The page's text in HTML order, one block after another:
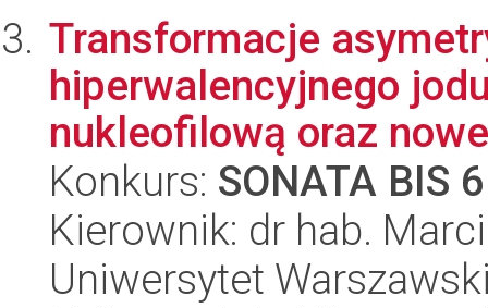
Transformacje
hiperwalencyjnego
nukleofilową oraz
Konkurs: SONATA BIS 6
Kierownik: dr hab.
Uniwersytet